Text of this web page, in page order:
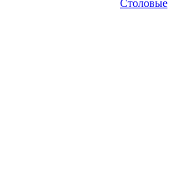
Столовые